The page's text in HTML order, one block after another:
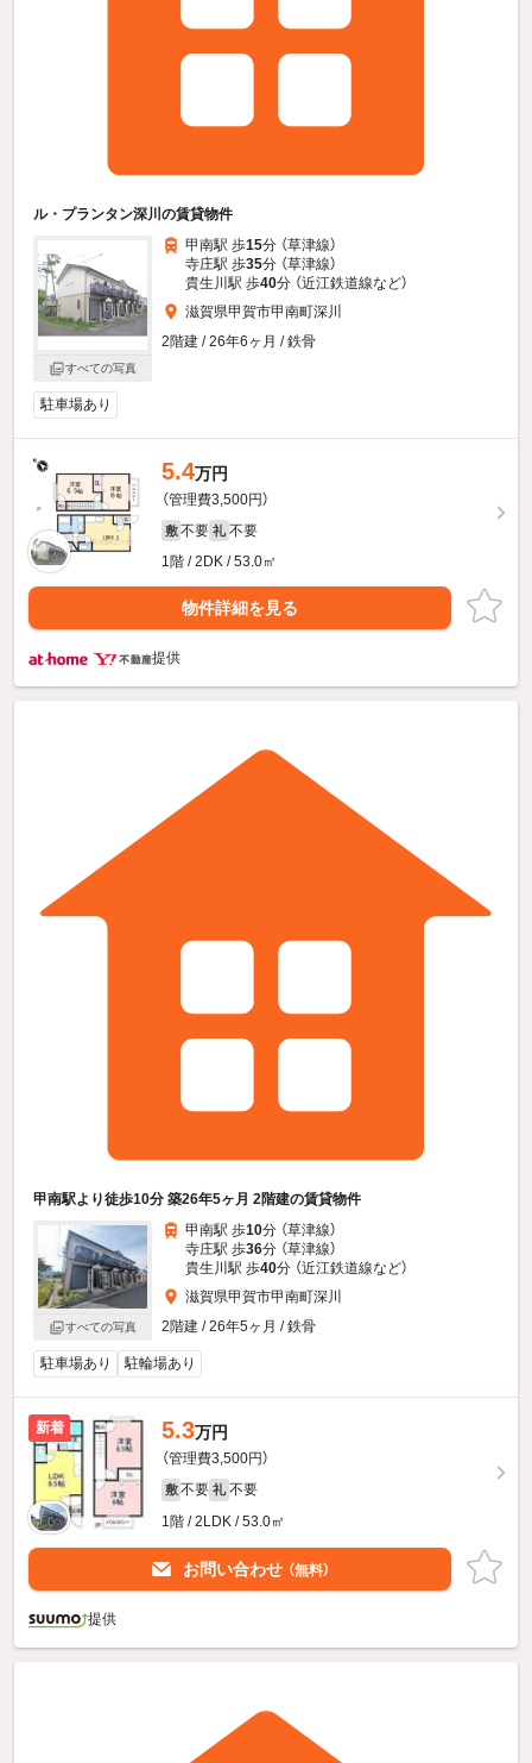
ル・プランタン深川の賃貸物件
すべての写真
甲南駅 歩15分 （草津線）
寺庄駅 歩35分 （草津線）
貴生川駅 歩40分 （近江鉄道線など）
滋賀県甲賀市甲南町深川
2階建 / 26年6ヶ月 / 鉄骨
駐車場あり
5.4万円
（管理費3,500円）
敷 不要 礼 不要
1階 / 2DK / 53.0㎡
物件詳細を見る
提供
甲南駅より徒歩10分 築26年5ヶ月 2階建の賃貸物件
すべての写真
甲南駅 歩10分 （草津線）
寺庄駅 歩36分 （草津線）
貴生川駅 歩40分 （近江鉄道線など）
滋賀県甲賀市甲南町深川
2階建 / 26年5ヶ月 / 鉄骨
駐車場あり 駐輪場あり
新着 5.3万円
（管理費3,500円）
敷 不要 礼 不要
1階 / 2LDK / 53.0㎡
お問い合わせ （無料）
提供